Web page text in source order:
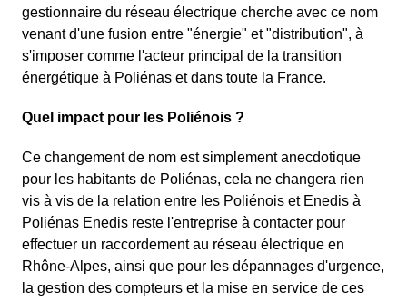
gestionnaire du réseau électrique cherche avec ce nom
venant d'une fusion entre "énergie" et "distribution", à
s'imposer comme l'acteur principal de la transition
énergétique à Poliénas et dans toute la France.
Quel impact pour les Poliénois ?
Ce changement de nom est simplement anecdotique
pour les habitants de Poliénas, cela ne changera rien
vis à vis de la relation entre les Poliénois et Enedis à
Poliénas Enedis reste l'entreprise à contacter pour
effectuer un raccordement au réseau électrique en
Rhône-Alpes, ainsi que pour les dépannages d'urgence,
la gestion des compteurs et la mise en service de ces